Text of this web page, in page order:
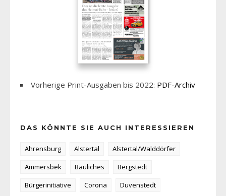
Vorherige Print-Ausgaben bis 2022: PDF-Archiv
DAS KÖNNTE SIE AUCH INTERESSIEREN
Ahrensburg Alstertal
Alstertal/Walddörfer
Ammersbek
Bauliches
Bergstedt
Bürgerinitiative
Corona
Duvenstedt